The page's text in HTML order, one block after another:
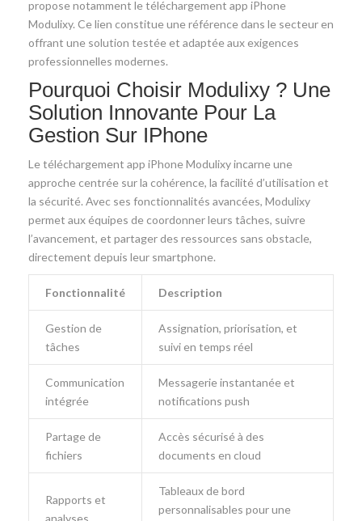
propose notamment le téléchargement app iPhone
Modulixy. Ce lien constitue une référence dans le secteur en
offrant une solution testée et adaptée aux exigences
professionnelles modernes.
Pourquoi Choisir Modulixy ? Une
Solution Innovante Pour La
Gestion Sur IPhone
Le téléchargement app iPhone Modulixy incarne une
approche centrée sur la cohérence, la facilité d’utilisation et
la sécurité. Avec ses fonctionnalités avancées, Modulixy
permet aux équipes de coordonner leurs tâches, suivre
l’avancement, et partager des ressources sans obstacle,
directement depuis leur smartphone.
Fonctionnalité Description
Gestion de
tâches
Assignation, priorisation, et
suivi en temps réel
Communication
intégrée
Messagerie instantanée et
notifications push
Partage de
fichiers
Accès sécurisé à des
documents en cloud
Rapports et
analyses
Tableaux de bord
personnalisables pour une